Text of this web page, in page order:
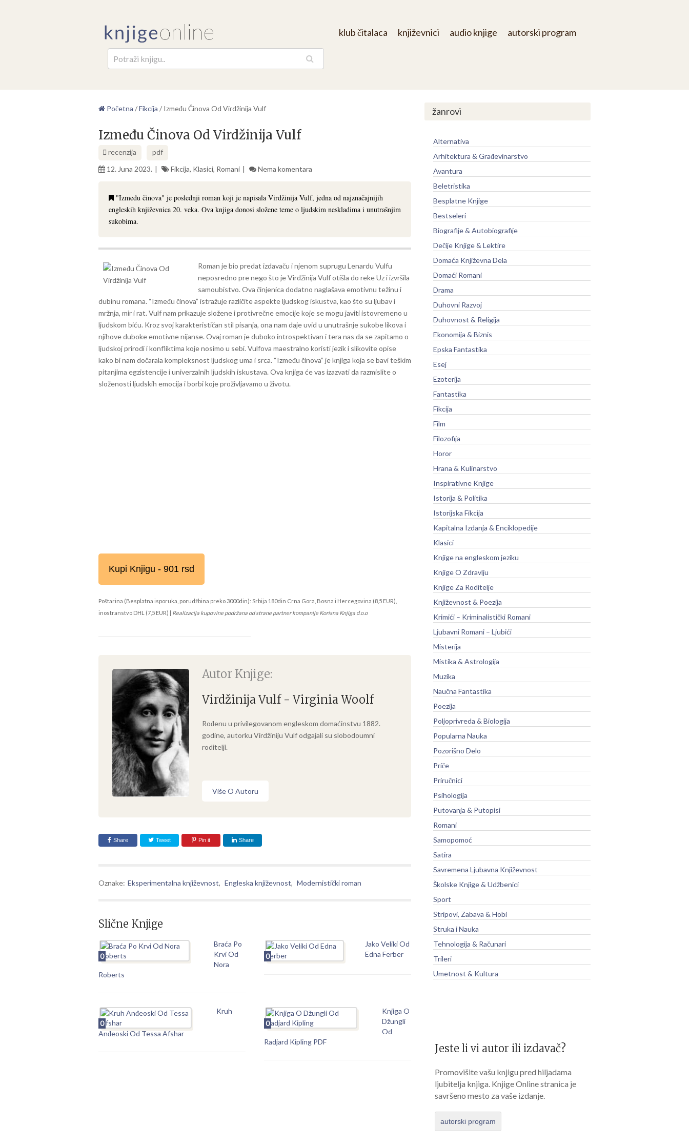
klub čitalaca književnici audio knjige autorski program
Početna /Fikcija / Između Činova Od Virdžinija Vulf
Između Činova Od Virdžinija Vulf
recenzija
pdf
12. Juna 2023.
Fikcija, Klasici, Romani Nema komentara
"Između činova" je poslednji roman koji je napisala Virdžinija Vulf, jedna od najznačajnijih
engleskih književnica 20. veka. Ova knjiga donosi složene teme o ljudskim neskladima i unutrašnjim
sukobima.
Roman je bio predat izdavaču i njenom suprugu Lenardu Vulfu
neposredno pre nego što je Virdžinija Vulf otišla do reke Uz i izvršila
samoubistvo. Ova činjenica dodatno naglašava emotivnu težinu i
dubinu romana. “Između činova” istražuje različite aspekte ljudskog iskustva, kao što su ljubav i
mržnja, mir i rat. Vulf nam prikazuje složene i protivrečne emocije koje se mogu javiti istovremeno u
ljudskom biću. Kroz svoj karakterističan stil pisanja, ona nam daje uvid u unutrašnje sukobe likova i
njihove duboke emotivne nijanse. Ovaj roman je duboko introspektivan i tera nas da se zapitamo o
ljudskoj prirodi i konfliktima koje nosimo u sebi. Vulfova maestralno koristi jezik i slikovite opise
kako bi nam dočarala kompleksnost ljudskog uma i srca. “Između činova” je knjiga koja se bavi teškim
pitanjima egzistencije i univerzalnih ljudskih iskustava. Ova knjiga će vas izazvati da razmislite o
složenosti ljudskih emocija i borbi koje proživljavamo u životu.
Kupi Knjigu - 901 rsd
Poštarina (Besplatna isporuka, porudžbina preko 3000din): Srbija 180din Crna Gora, Bosna i Hercegovina (8,5 EUR),
inostranstvo DHL (7,5 EUR) | Realizacija kupovine podržana od strane partner kompanije Korisna Knjiga d.o.o
Autor Knjige:
Virdžinija Vulf - Virginia Woolf
Rođenu u privilegovanom engleskom domaćinstvu 1882.
godine, autorku Virdžiniju Vulf odgajali su slobodoumni
roditelji.
Više O Autoru
Share Tweet Pin it Share
Oznake: Eksperimentalna književnost, Engleska književnost, Modernistički roman
Slične Knjige
0
Braća Po
Krvi Od
Nora
Roberts
0
Jako Veliki Od
Edna Ferber
0
Kruh
Anđeoski Od Tessa Afshar
0
Knjiga O
Džungli
Od
Radjard Kipling PDF
žanrovi
Alternativa
Arhitektura & Građevinarstvo
Avantura
Beletristika
Besplatne Knjige
Bestseleri
Biografije & Autobiografije
Dečije Knjige & Lektire
Domaća Književna Dela
Domaći Romani
Drama
Duhovni Razvoj
Duhovnost & Religija
Ekonomija & Biznis
Epska Fantastika
Esej
Ezoterija
Fantastika
Fikcija
Film
Filozofija
Horor
Hrana & Kulinarstvo
Inspirativne Knjige
Istorija & Politika
Istorijska Fikcija
Kapitalna Izdanja & Enciklopedije
Klasici
Knjige na engleskom jeziku
Knjige O Zdravlju
Knjige Za Roditelje
Književnost & Poezija
Krimići – Kriminalistički Romani
Ljubavni Romani – Ljubići
Misterija
Mistika & Astrologija
Muzika
Naučna Fantastika
Poezija
Poljoprivreda & Biologija
Popularna Nauka
Pozorišno Delo
Priče
Priručnici
Psihologija
Putovanja & Putopisi
Romani
Samopomoć
Satira
Savremena Ljubavna Književnost
Školske Knjige & Udžbenici
Sport
Stripovi, Zabava & Hobi
Struka i Nauka
Tehnologija & Računari
Trileri
Umetnost & Kultura
Jeste li vi autor ili izdavač?
Promovišite vašu knjigu pred hiljadama
ljubitelja knjiga. Knjige Online stranica je
savršeno mesto za vaše izdanje.
autorski program